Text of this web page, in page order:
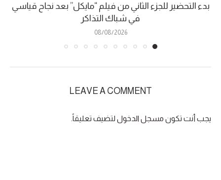
بدء التحضير للجزء الثاني من فيلم “مايكل” بعد نجاح قياسي
في شباك التذاكر
08/08/2026
LEAVE A COMMENT
يجب أنت تكون مسجل الدخول لتضيف تعليقاً.